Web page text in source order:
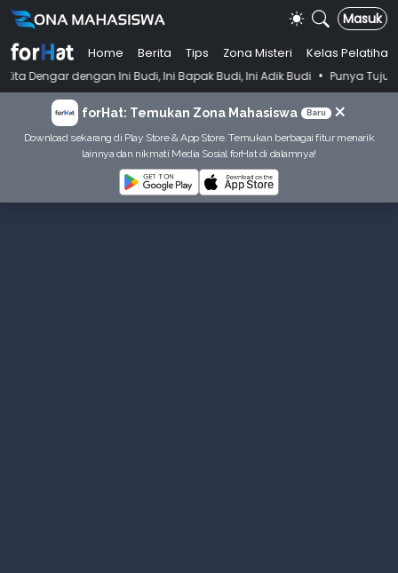
Masuk
Home Berita Tips Zona Misteri
Kelas Pelatihan
Ini Budi, Ini Bapak Budi, Ini Adik Budi • Punya Tujuan Dekatkan
forHat: Temukan Zona Mahasiswa Baru ×
Download sekarang di Play Store & App Store. Temukan berbagai fitur menarik
lainnya dan nikmati Media Sosial forHat di dalamnya!